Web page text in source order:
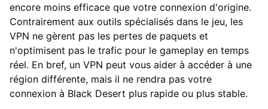
encore moins efficace que votre connexion d'origine.
Contrairement aux outils spécialisés dans le jeu, les
VPN ne gèrent pas les pertes de paquets et
n'optimisent pas le trafic pour le gameplay en temps
réel. En bref, un VPN peut vous aider à accéder à une
région différente, mais il ne rendra pas votre
connexion à Black Desert plus rapide ou plus stable.